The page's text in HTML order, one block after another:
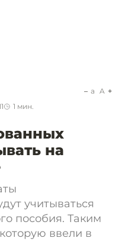
1 мин.
a A
на
учитываться
пособия. Таким
ввели в